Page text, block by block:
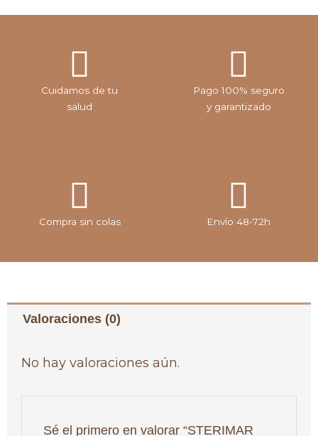
Cuidamos de tu
salud
Pago 100% seguro
y garantizado
Compra sin colas Envío 48-72h
Valoraciones (0)
No hay valoraciones aún.
Sé el primero en valorar “STERIMAR